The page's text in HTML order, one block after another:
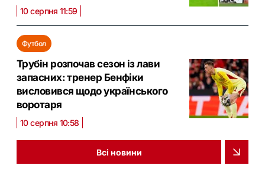
10 серпня 11:59
Футбол
Трубін розпочав сезон із лави
запасних: тренер Бенфіки
висловився щодо українського
воротаря
10 серпня 10:58
Всі новини